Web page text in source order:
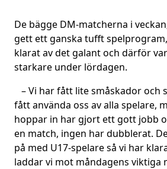
De bägge DM-matcherna i
gett ett ganska tufft
klarat av det galant och därför
starkare under lördagen.
– Vi har fått lite småskador och
fått använda oss av alla spelare,
hoppar in har gjort ett gott jobb
en match, ingen har dubblerat.
på med U17-spelare så vi har
laddar vi mot måndagens viktiga